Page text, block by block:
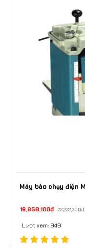
Máy bào chạy điện
19,658,100đ 22,222,200đ
Lượt xem: 949